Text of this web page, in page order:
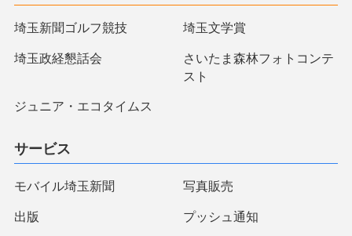
埼玉新聞ゴルフ競技 埼玉文学賞
埼玉政経懇話会
さいたま森林フォトコンテ
スト
ジュニア・エコタイムス
サービス
モバイル埼玉新聞 写真販売
出版 プッシュ通知